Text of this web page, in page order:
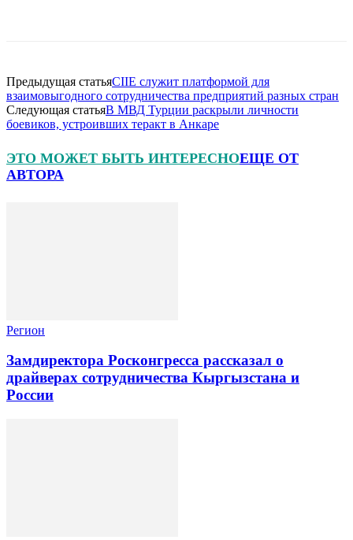
Предыдущая статьяCIIE служит платформой для
взаимовыгодного сотрудничества предприятий разных стран
Следующая статьяВ МВД Турции раскрыли личности
боевиков, устроивших теракт в Анкаре
ЭТО МОЖЕТ БЫТЬ ИНТЕРЕСНОЕЩЕ ОТ
АВТОРА
Регион
Замдиректора Росконгресса рассказал о
драйверах сотрудничества Кыргызстана и
России